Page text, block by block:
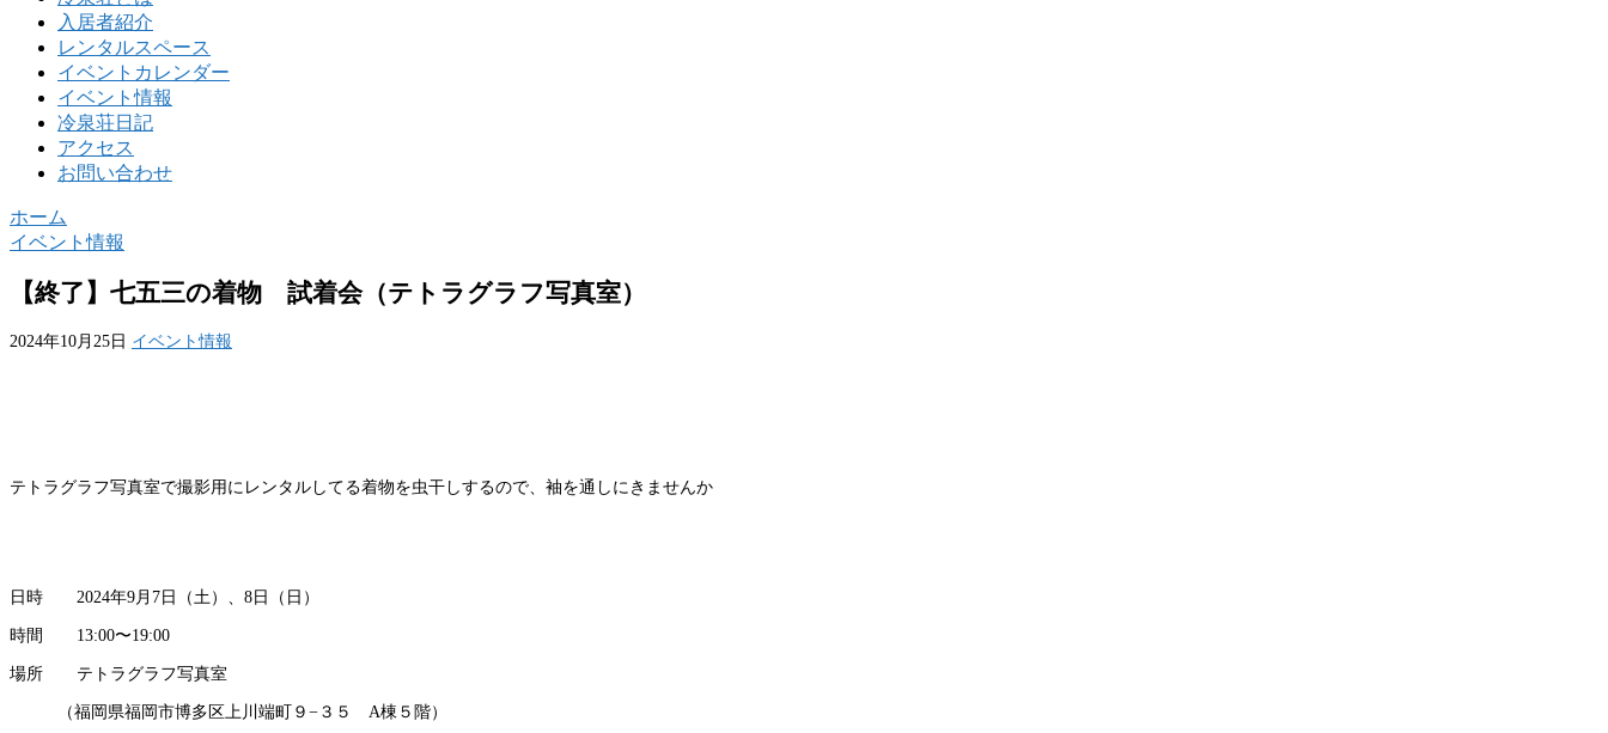
入居者紹介
レンタルスペース
イベントカレンダー
イベント情報
冷泉荘日記
アクセス
お問い合わせ
ホーム
イベント情報
【終了】七五三の着物 試着会（テトラグラフ写真室）
2024年10月25日 イベント情報
テトラグラフ写真室で撮影用にレンタルしてる着物を虫干しするので、袖を通しにきませんか
日時 2024年9月7日（土）、8日（日）
時間 13:00〜19:00
場所 テトラグラフ写真室
（福岡県福岡市博多区上川端町９−３５ A棟５階）